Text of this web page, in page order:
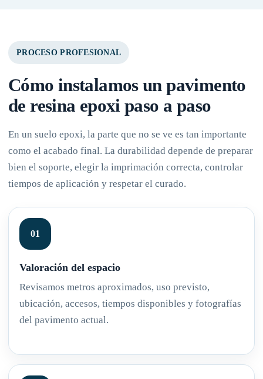
PROCESO PROFESIONAL
Cómo instalamos un pavimento
de resina epoxi paso a paso
En un suelo epoxi, la parte que no se ve es tan importante
como el acabado final. La durabilidad depende de preparar
bien el soporte, elegir la imprimación correcta, controlar
tiempos de aplicación y respetar el curado.
Valoración del espacio
Revisamos metros aproximados, uso previsto,
ubicación, accesos, tiempos disponibles y fotografías
del pavimento actual.